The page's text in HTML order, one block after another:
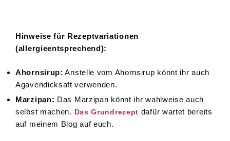
Hinweise für Rezeptvariationen
(allergieentsprechend):
Ahornsirup: Anstelle vom Ahornsirup könnt ihr auch
Agavendicksaft verwenden.
Marzipan: Das Marzipan könnt ihr wahlweise auch
selbst machen. Das Grundrezept dafür wartet bereits
auf meinem Blog auf euch.